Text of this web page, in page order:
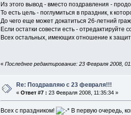
Из этого вывод - вместо поздравления -
То есть цель - поглумиться в праздник, к
До чего еще может докатиться 26-летний
Если остатки совести есть -
Всех остальных, имеющих отношение к
« Последнее редактирование: 23 Февраля 2008,
Re: Поздравляю с 23 февраля!!!
«Ответ #7 : 23 Февраля 2008, 11:35:34 »
Всех с праздником! В первую очередь,